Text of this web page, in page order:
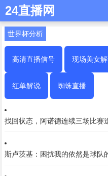
24直播网
世界杯分析
高清直播信号 现场美女
红单解说 蜘蛛直播
找回状态，阿诺德连续三场比赛
斯卢茨基：困扰我的依然是球队